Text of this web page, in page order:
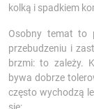
kolką i spadkiem
Osobny temat to
przebudzeniu i
brzmi: to zależy.
bywa dobrze
często wychodzą